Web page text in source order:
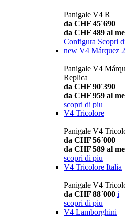
Panigale V4 R
da CHF 45´690
da CHF 489 al
Configura Scopri
new V4 Márquez
Panigale V4
Replica
da CHF 90´390
da CHF 959 al
scopri di piu
V4 Tricolore
Panigale V4
da CHF 56´000
da CHF 589 al
scopri di piu
V4 Tricolore Italia
Panigale V4
da CHF 88´000 i
scopri di piu
V4 Lamborghini